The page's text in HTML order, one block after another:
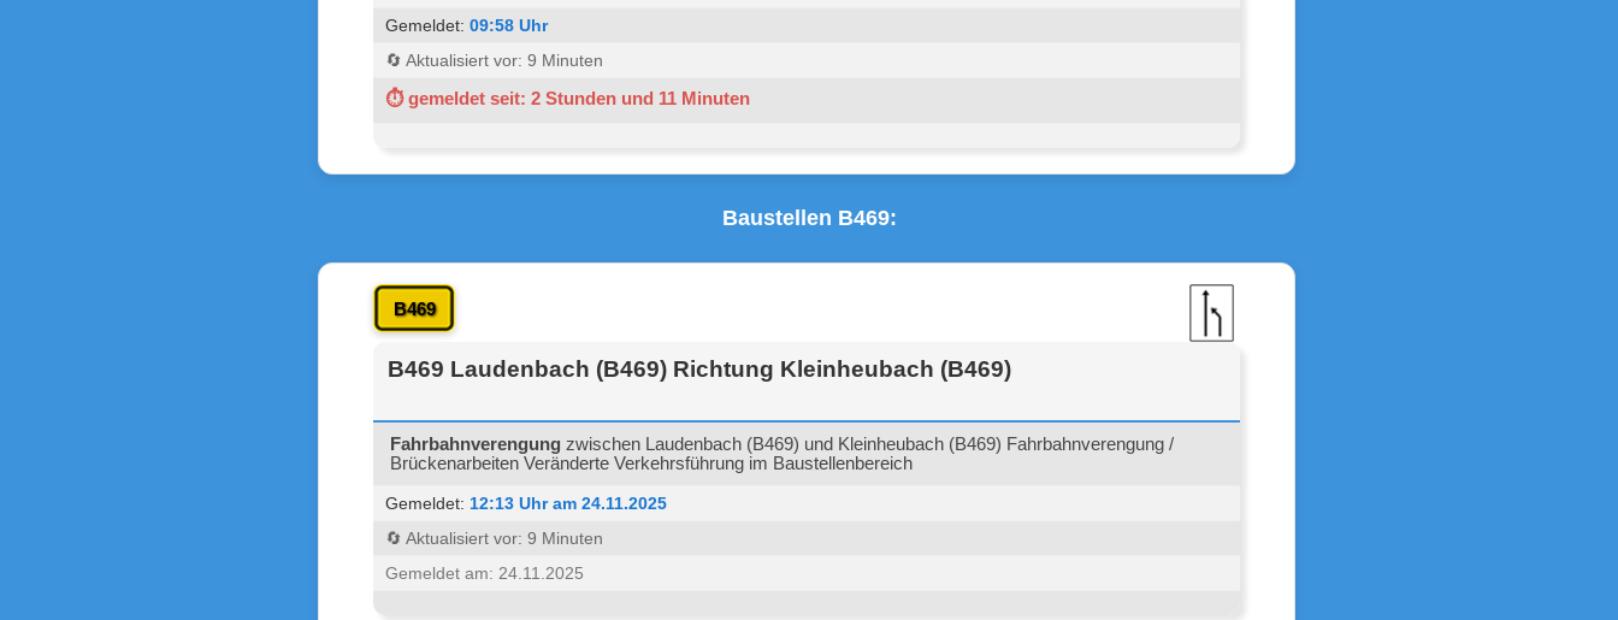
Gemeldet: 09:58 Uhr
🔄 Aktualisiert vor: 9 Minuten
⏱ gemeldet seit: 2 Stunden und 11 Minuten
Baustellen B469:
B469
B469 Laudenbach (B469) Richtung Kleinheubach (B469)
Fahrbahnverengung zwischen Laudenbach (B469) und Kleinheubach (B469) Fahrbahnverengung /
Brückenarbeiten Veränderte Verkehrsführung im Baustellenbereich
Gemeldet: 12:13 Uhr am 24.11.2025
🔄 Aktualisiert vor: 9 Minuten
Gemeldet am: 24.11.2025